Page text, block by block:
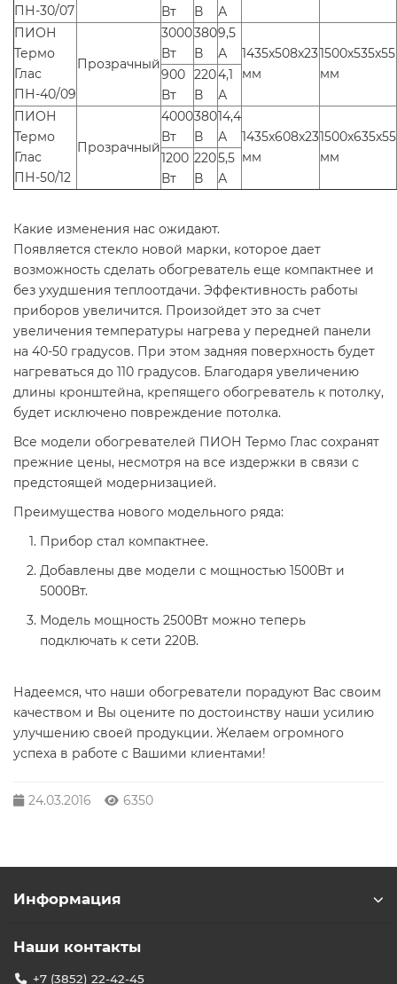
ПН-30/07
Вт
В
А
ПИОН
Термо
Глас
ПН-40/09
Прозрачный
3000
Вт
380
В
9,5
А
1435x508x23
мм
1500x535x55
мм
900
Вт
220
В
4,1
А
ПИОН
Термо
Глас
ПН-50/12
Прозрачный
4000
Вт
380
В
14,4
А
1435x608x23
мм
1500x635x55
мм
1200
Вт
220
В
5,5
А
Какие изменения нас ожидают.
Появляется стекло новой марки, которое дает
возможность сделать обогреватель еще компактнее и
без ухудшения теплоотдачи. Эффективность работы
приборов увеличится. Произойдет это за счет
увеличения температуры нагрева у передней панели
на 40-50 градусов. При этом задняя поверхность будет
нагреваться до 110 градусов. Благодаря увеличению
длины кронштейна, крепящего обогреватель к потолку,
будет исключено повреждение потолка.
Все модели обогревателей ПИОН Термо Глас сохранят
прежние цены, несмотря на все издержки в связи с
предстоящей модернизацией.
Преимущества нового модельного ряда:
Прибор стал компактнее.
Добавлены две модели с мощностью 1500Вт и
5000Вт.
Модель мощность 2500Вт можно теперь
подключать к сети 220В.
Надеемся, что наши обогреватели порадуют Вас своим
качеством и Вы оцените по достоинству наши усилию
улучшению своей продукции. Желаем огромного
успеха в работе с Вашими клиентами!
24.03.2016 6350
Информация
Наши контакты
+7 (3852) 22-42-45